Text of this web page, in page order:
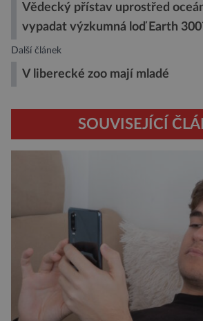
Vědecký přístav uprostřed
vypadat výzkumná loď Earth
Další článek
V liberecké zoo mají mladé
SOUVISEJÍCÍ